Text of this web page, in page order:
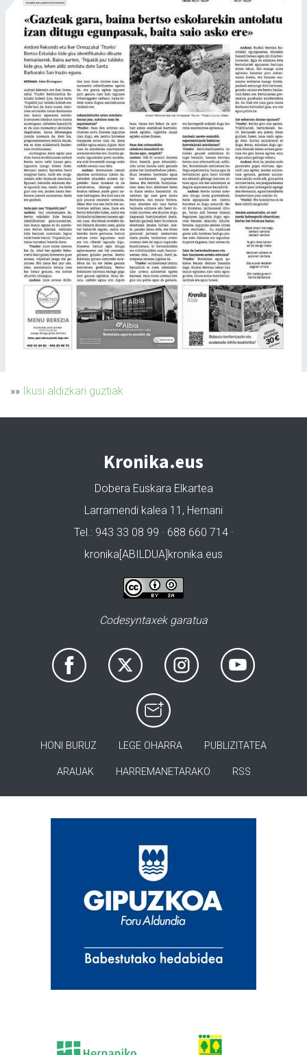
»» Ikusi aldizkari guztiak
Kronika.eus
Dobera Euskara Elkartea
Larramendi kalea 11, Hernani
Tel.: 943 33 08 99 · 688 660 714 ·
kronika[ABILDUA]kronika.eus
Codesyntaxek garatua
HONI BURUZ LEGE OHARRA PUBLIZITATEA
ARAUAK HARREMANETARAKO RSS